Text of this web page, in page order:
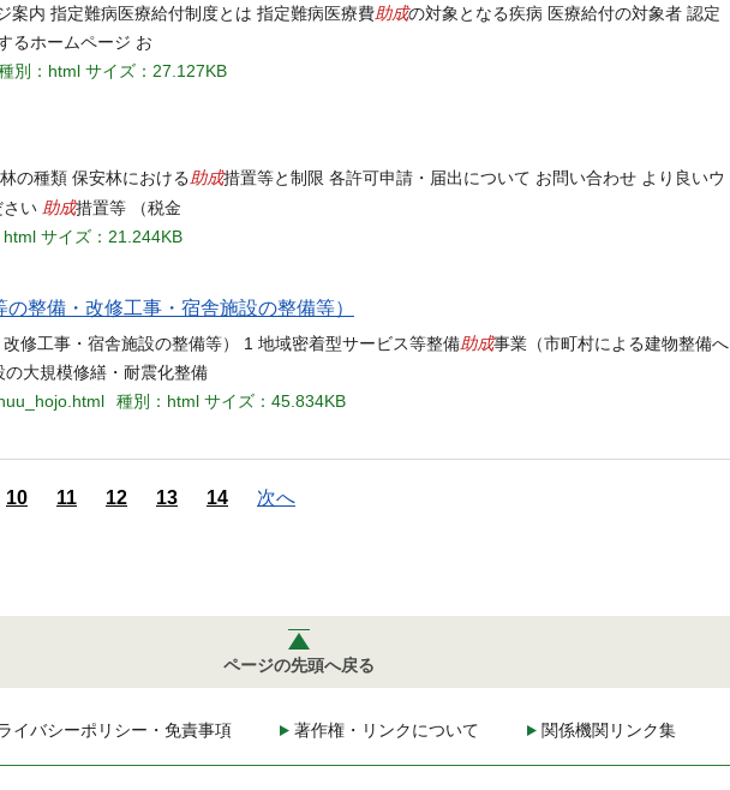
案内 指定難病医療給付制度とは 指定難病医療費助成の対象となる疾病 医療給付の対象者 認定
るホームページ お
別：html サイズ：27.127KB
の種類 保安林における 助成措置等と制限 各許可申請・届出について お問い合わせ より良いウ
さい 助成措置等 （税金
サイズ：21.244KB
整備・改修工事・宿舎施設の整備等）
修工事・宿舎施設の整備等） 1 地域密着型サービス等整備助成事業（市町村による建物整備へ
大規模修繕・耐震化整備
種別：html サイズ：45.834KB
10 11 12 13 14 次へ
ページの先頭へ戻る
イバシーポリシー・免責事項 著作権・リンクについて 関係機関リンク集